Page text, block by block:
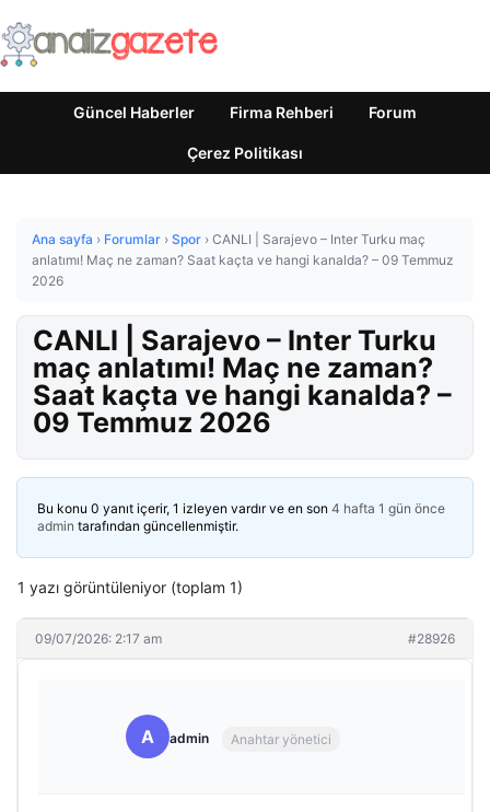
Güncel Haberler Firma Rehberi Forum
Çerez Politikası
Ana sayfa › Forumlar › Spor › CANLI | Sarajevo – Inter Turku maç
anlatımı! Maç ne zaman? Saat kaçta ve hangi kanalda? – 09 Temmuz
2026
CANLI | Sarajevo – Inter Turku
maç anlatımı! Maç ne zaman?
Saat kaçta ve hangi kanalda? –
09 Temmuz 2026
Bu konu 0 yanıt içerir, 1 izleyen vardır ve en son 4 hafta 1 gün önce
admin tarafından güncellenmiştir.
1 yazı görüntüleniyor (toplam 1)
09/07/2026: 2:17 am #28926
A admin Anahtar yönetici